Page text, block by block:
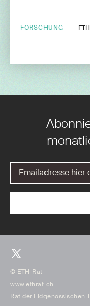
FORSCHUNG
© ETH-Rat
www.ethrat.ch
Rat der Eidgenössischen